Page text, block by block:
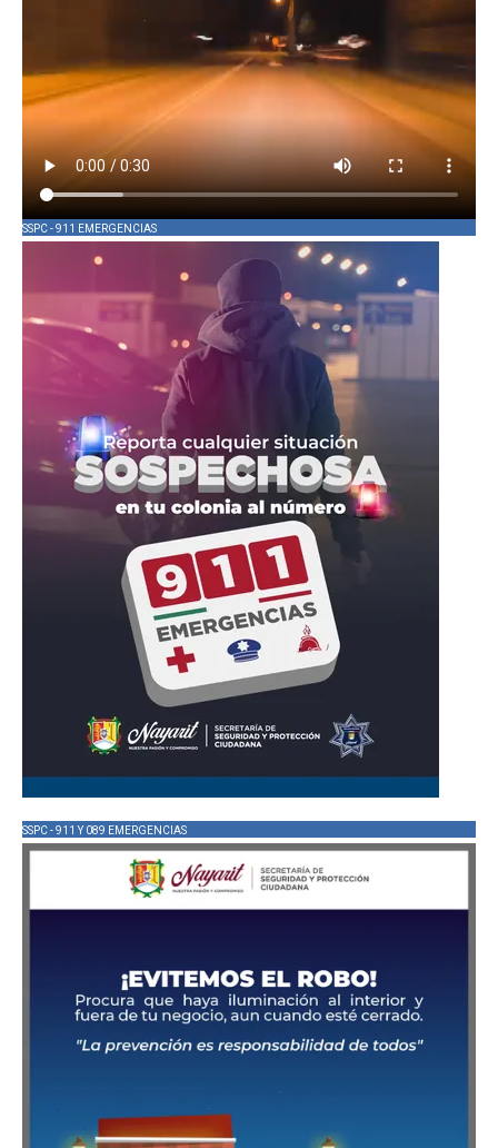
SSPC - 911 EMERGENCIAS
SSPC - 911 Y 089 EMERGENCIAS